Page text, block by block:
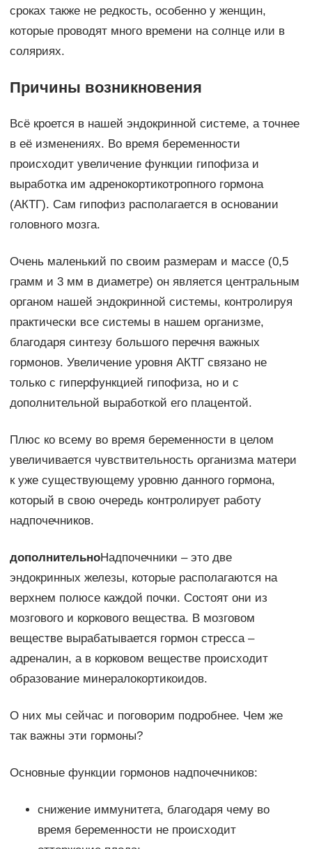
сроках также не редкость, особенно у женщин,
которые проводят много времени на солнце или в
соляриях.
Причины возникновения
Всё кроется в нашей эндокринной системе, а точнее
в её изменениях. Во время беременности
происходит увеличение функции гипофиза и
выработка им адренокортикотропного гормона
(АКТГ). Сам гипофиз располагается в основании
головного мозга.
Очень маленький по своим размерам и массе (0,5
грамм и 3 мм в диаметре) он является центральным
органом нашей эндокринной системы, контролируя
практически все системы в нашем организме,
благодаря синтезу большого перечня важных
гормонов. Увеличение уровня АКТГ связано не
только с гиперфункцией гипофиза, но и с
дополнительной выработкой его плацентой.
Плюс ко всему во время беременности в целом
увеличивается чувствительность организма матери
к уже существующему уровню данного гормона,
который в свою очередь контролирует работу
надпочечников.
дополнительноНадпочечники – это две
эндокринных железы, которые располагаются на
верхнем полюсе каждой почки. Состоят они из
мозгового и коркового вещества. В мозговом
веществе вырабатывается гормон стресса –
адреналин, а в корковом веществе происходит
образование минералокортикоидов.
О них мы сейчас и поговорим подробнее. Чем же
так важны эти гормоны?
Основные функции гормонов надпочечников:
снижение иммунитета, благодаря чему во
время беременности не происходит